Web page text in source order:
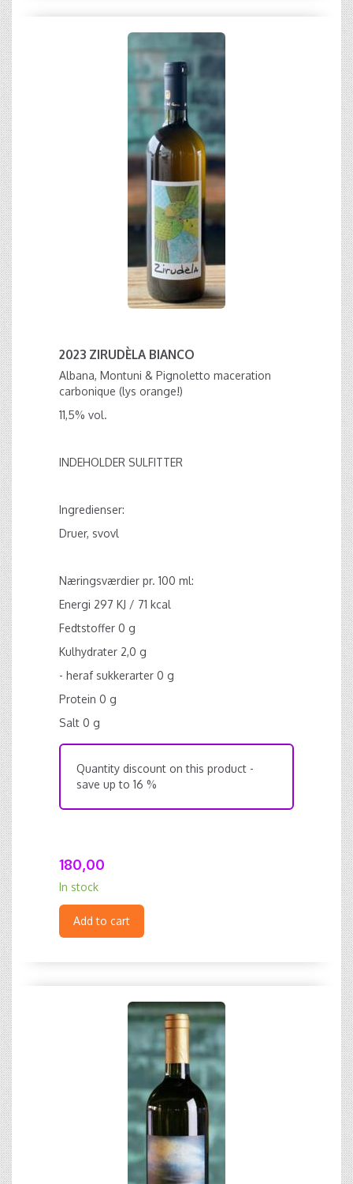
2023 ZIRUDÈLA BIANCO
Albana, Montuni & Pignoletto maceration
carbonique (lys orange!)
11,5% vol.
INDEHOLDER SULFITTER
Ingredienser:
Druer, svovl
Næringsværdier pr. 100 ml:
Energi 297 KJ / 71 kcal
Fedtstoffer 0 g
Kulhydrater 2,0 g
- heraf sukkerarter 0 g
Protein 0 g
Salt 0 g
Quantity discount on this product -
save up to 16 %
180,00
In stock
Add to cart